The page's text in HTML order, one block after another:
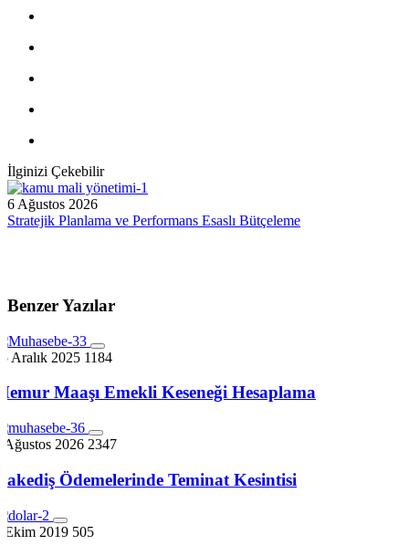
İlginizi Çekebilir
6 Ağustos 2026
Stratejik Planlama ve Performans Esaslı Bütçeleme
Benzer Yazılar
Aralık 2025 1184
Maaşı Emekli Keseneği Hesaplama
Ağustos 2026 2347
Ödemelerinde Teminat Kesintisi
Ekim 2019 505